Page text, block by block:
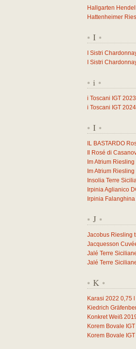
Hallgarten
Hattenheimer
* I *
I Sistri
I Sistri
* i *
i Toscani IGT 2023
i Toscani IGT 2024
* I *
IL BASTARDO
Il Rosé di
Im Atrium
Im Atrium
Insolia Terre
Irpinia Aglianico
Irpinia
* J *
Jacobus Riesling
Jacquesson
Jalé Terre
Jalé Terre
* K *
Karasi 2022 0,75
Kiedrich
Konkret Weiß
Korem Bovale
Korem Bovale